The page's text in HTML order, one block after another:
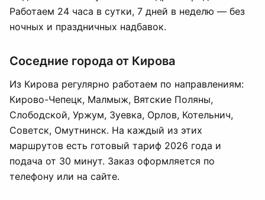
Работаем 24 часа в сутки, 7 дней в неделю — без
ночных и праздничных надбавок.
Соседние города от Кирова
Из Кирова регулярно работаем по направлениям:
Кирово-Чепецк, Малмыж, Вятские Поляны,
Слободской, Уржум, Зуевка, Орлов, Котельнич,
Советск, Омутнинск. На каждый из этих
маршрутов есть готовый тариф 2026 года и
подача от 30 минут. Заказ оформляется по
телефону или на сайте.